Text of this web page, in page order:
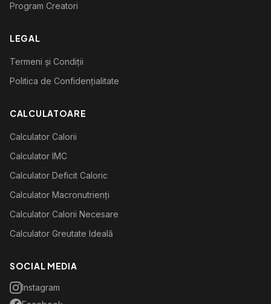
Program Creatori
LEGAL
Termeni și Condiții
Politica de Confidențialitate
CALCULATOARE
Calculator Calorii
Calculator IMC
Calculator Deficit Caloric
Calculator Macronutrienți
Calculator Calorii Necesare
Calculator Greutate Ideală
SOCIAL MEDIA
Instagram